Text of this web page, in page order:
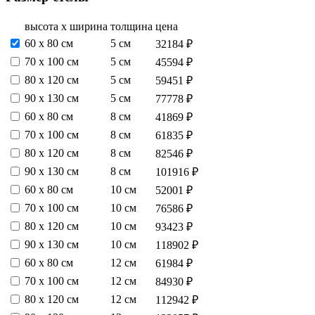
высота х ширина толщина цена
60 х 80 см
5 см
32184 ₽
70 х 100 см
5 см
45594 ₽
80 х 120 см
5 см
59451 ₽
90 х 130 см
5 см
77778 ₽
60 х 80 см
8 см
41869 ₽
70 х 100 см
8 см
61835 ₽
80 х 120 см
8 см
82546 ₽
90 х 130 см
8 см
101916 ₽
60 х 80 см
10 см
52001 ₽
70 х 100 см
10 см
76586 ₽
80 х 120 см
10 см
93423 ₽
90 х 130 см
10 см
118902 ₽
60 х 80 см
12 см
61984 ₽
70 х 100 см
12 см
84930 ₽
80 х 120 см
12 см
112942 ₽